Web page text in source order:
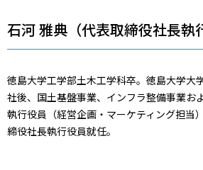
石河 雅典（代表取締役社長執
徳島大学工学部土木工学科卒。徳島大学大
社後、国土基盤事業、インフラ整備事業お
執行役員（経営企画・マーケティング担当
締役社長執行役員就任。